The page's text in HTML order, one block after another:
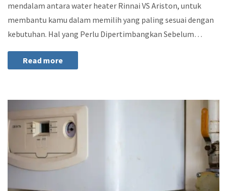
mendalam antara water heater Rinnai VS Ariston, untuk
membantu kamu dalam memilih yang paling sesuai dengan
kebutuhan. Hal yang Perlu Dipertimbangkan Sebelum…
Read more